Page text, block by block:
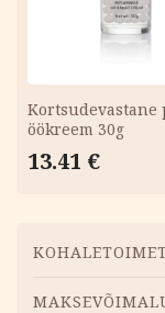
Kortsudevastane
öökreem 30g
13.41 €
Menüü